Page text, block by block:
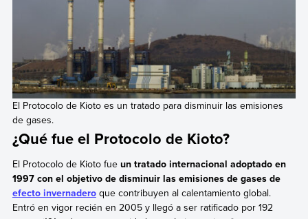
El Protocolo de Kioto es un tratado para disminuir las emisiones
de gases.
¿Qué fue el Protocolo de Kioto?
El Protocolo de Kioto fue un tratado internacional adoptado en
1997 con el objetivo de disminuir las emisiones de gases de
efecto invernaderoque contribuyen al calentamiento global.
Entró en vigor recién en 2005 y llegó a ser ratificado por 192